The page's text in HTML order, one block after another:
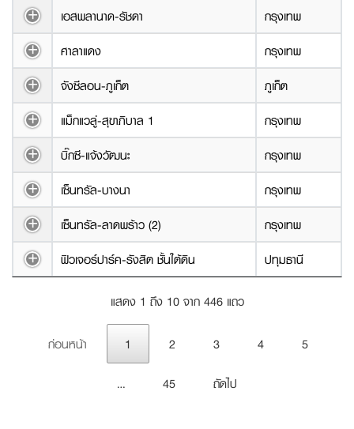
เอสพลานาด-รัชดา
กรุงเทพ
ศาลาแดง
กรุงเทพ
จังซีลอน-ภูเก็ต
ภูเก็ต
แม็กแวลู่-สุขาภิบาล 1
กรุงเทพ
บิ๊กซี-แจ้งวัฒนะ
กรุงเทพ
เซ็นทรัล-บางนา
กรุงเทพ
เซ็นทรัล-ลาดพร้าว (2)
กรุงเทพ
ฟิวเจอร์ปาร์ค-รังสิต ชั้นใต้ดิน
ปทุมธานี
แสดง 1 ถึง 10 จาก 446 แถว
ก่อนหน้า 1 2 3 4
5
…
45 ถัดไป